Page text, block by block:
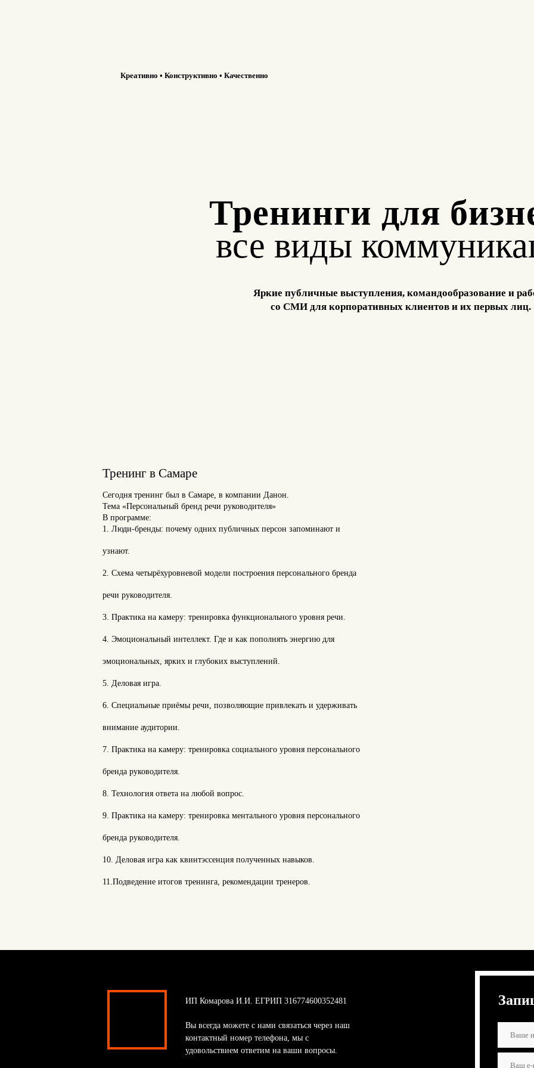
Креативно • Конструктивно • Качественно
Тренинги для
все виды
Яркие публичные выступления, командообразование и
со СМИ для корпоративных клиентов и их первых лиц.
Тренинг в Самаре
Сегодня тренинг был в Самаре, в компании Данон.
Тема «Персональный бренд речи руководителя»
В программе:
1. Люди-бренды: почему одних публичных персон запоминают и
узнают.
2. Схема четырёхуровневой модели построения персонального бренда
речи руководителя.
3. Практика на камеру: тренировка функционального уровня речи.
4. Эмоциональный интеллект. Где и как пополнять энергию для
эмоциональных, ярких и глубоких выступлений.
5. Деловая игра.
6. Специальные приёмы речи, позволяющие привлекать и удерживать
внимание аудитории.
7. Практика на камеру: тренировка социального уровня персонального
бренда руководителя.
8. Технология ответа на любой вопрос.
9. Практика на камеру: тренировка ментального уровня персонального
бренда руководителя.
10. Деловая игра как квинтэссенция полученных навыков.
11.Подведение итогов тренинга, рекомендации тренеров.
ИП Комарова И.И. ЕГРИП 316774600352481
Вы всегда можете с нами связаться через наш
контактный номер телефона, мы с
удовольствием ответим на ваши вопросы.